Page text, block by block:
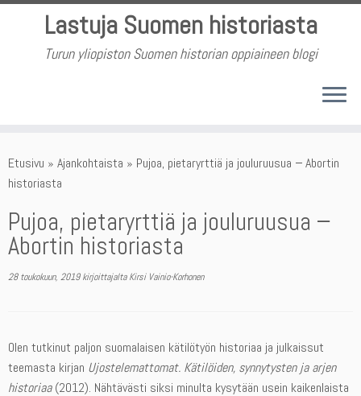
Skip
Lastuja Suomen historiasta
Turun yliopiston Suomen historian oppiaineen blogi
Etusivu » Ajankohtaista » Pujoa, pietaryrttiä ja jouluruusua − Abortin
historiasta
Pujoa, pietaryrttiä ja jouluruusua −
Abortin historiasta
28 toukokuun, 2019 kirjoittajaltaKirsi Vainio-Korhonen
Olen tutkinut paljon suomalaisen kätilötyön historiaa ja julkaissut
teemasta kirjan Ujostelemattomat. Kätilöiden, synnytysten ja arjen
historiaa(2012). Nähtävästi siksi minulta kysytään usein kaikenlaista